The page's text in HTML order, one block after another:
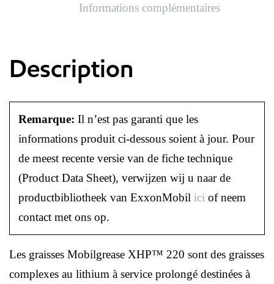
Informations complémentaires
Description
Remarque: Il n’est pas garanti que les
informations produit ci-dessous soient à jour. Pour
de meest recente versie van de fiche technique
(Product Data Sheet), verwijzen wij u naar de
productbibliotheek van ExxonMobil ici of neem
contact met ons op.
Les graisses Mobilgrease XHP™ 220 sont des graisses
complexes au lithium à service prolongé destinées à